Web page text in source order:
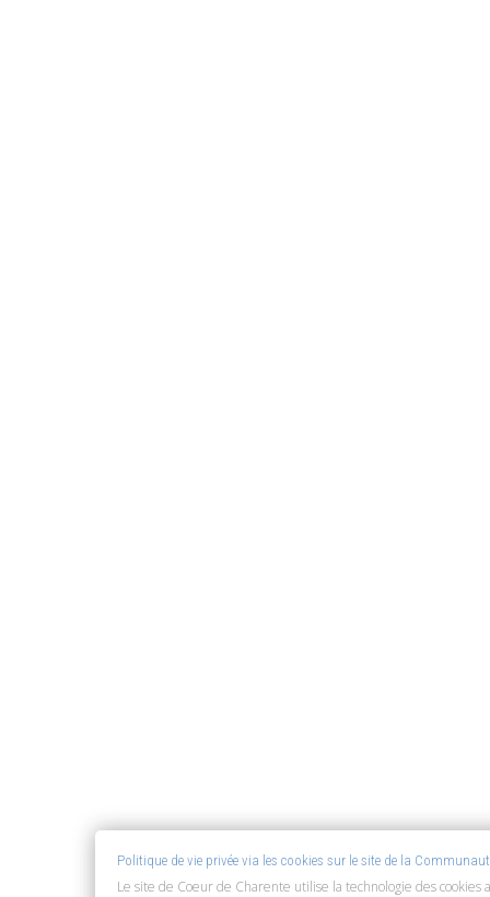
Politique de vie privée via les cookies sur le site de la
Le site de Coeur de Charente utilise la technologie des